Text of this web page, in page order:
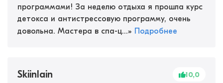
программами! За неделю отдыха я прошла курс
детокса и антистрессовую программу, очень
довольна. Мастера в спа-ц...» Подробнее
SkiinIain 10,0